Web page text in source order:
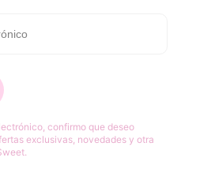
confirmo que deseo
exclusivas, novedades y otra